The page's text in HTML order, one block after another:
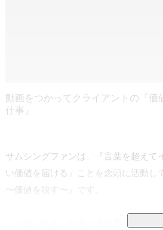
動画をつかってクライアントの『価
仕事』
サムシングファンは、『言葉を超えて
い価値を届ける』ことを念頭に活動
〜価値を映す〜』です。
より良い出会いを求める採用担当者